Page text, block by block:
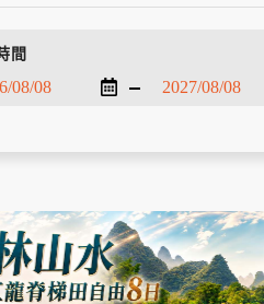
間